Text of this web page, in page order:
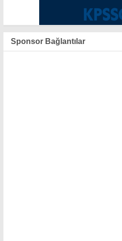
Sponsor Bağlantılar